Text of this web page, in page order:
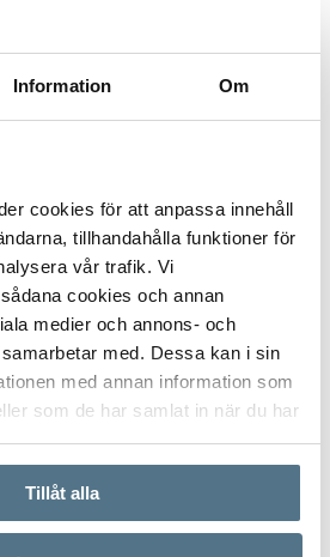
Information Om
cookies för att anpassa innehåll
tillhandahålla funktioner för
vår trafik. Vi
cookies och annan
medier och annons- och
med. Dessa kan i sin
med annan information som
som de har samlat in när du har
Tillåt alla
(Välj adress)
Postort*
Postnummer*